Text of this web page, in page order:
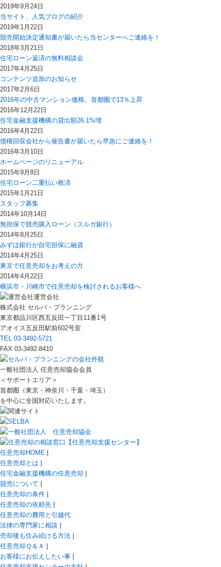
2019年9月24日
当サイト、人気ブログの紹介
2019年1月22日
競売開始決定通知書が届いたら当センターへご連絡を！
2018年3月21日
住宅ローン返済の無料相談会
2017年4月25日
コンテンツ追加のお知らせ
2017年2月6日
2016年の中古マンション価格、首都圏で13％上昇
2016年12月22日
住宅金融支援機構の貸出額26.1%増
2016年4月22日
債権回収会社から催告書が届いたら早急にご連絡を！
2016年3月10日
ホームページのリニューアル
2015年9月8日
住宅ローン二重払い救済
2015年1月21日
スタッフ募集
2014年10月14日
無担保で競売購入ローン（スルガ銀行）
2014年8月25日
みずほ銀行が自宅担保に融資
2014年4月25日
東京で任意売却をお考えの方
2014年4月22日
横浜市・川崎市で任意売却を検討されるお客様へ
運営会社
株式会社 セルバ・プランニング
東京都品川区西五反田一丁目11番1号
アオイス五反田駅前602号室
TEL 03-3492-5721
FAX 03-3492-8410
一般社団法人 任意売却協会会員
＜サポートエリア＞
首都圏（東京・神奈川・千葉・埼玉）
を中心に全国対応いたします。
任意売却HOME
任意売却とは
住宅金融支援機構の任意売却
競売について
任意売却の条件
任意売却の依頼先
任意売却の費用と引越代
法律の専門家に相談
売却後も住み続ける方法
任意売却Ｑ＆Ａ
お客様にお伝えしたい事